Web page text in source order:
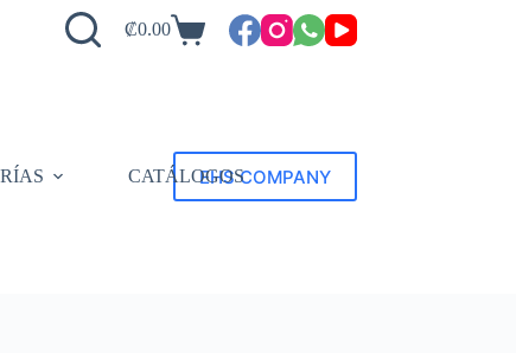
₡0.00
CATÁLOGOSEHS COMPANY